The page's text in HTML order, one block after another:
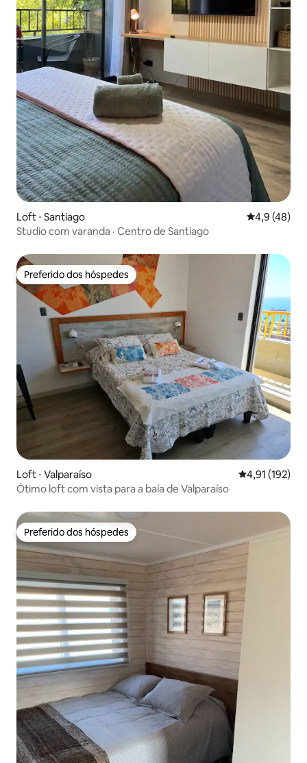
Loft ⋅ Santiago 4,9 de uma
4,9 (48)
Studio com varanda · Centro de Santiago
Preferido dos hóspedes
Preferido dos hóspedes
Loft ⋅ Valparaíso 4,91 de uma
4,91 (192)
Ótimo loft com vista para a baía de Valparaíso
Preferido dos hóspedes
Preferido dos hóspedes